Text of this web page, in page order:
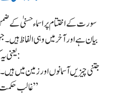
سورت کے اختتام پر اسماء حسنیٰ کے
بیان ہے اور آخر میں وہی الفاظ
یعنی یہ کہ:
غالب حکمت والا ہے۔”